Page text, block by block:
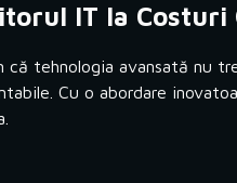
IT la Costuri
că tehnologia avansată nu
Cu o abordare